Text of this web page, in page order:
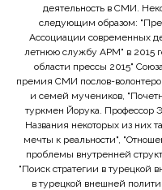
деятельность в СМИ.
следующим образом:
Ассоциации современных
летнюю службу APM" в 2015
области прессы 2015"
премия СМИ послов-
и семей мучеников,
туркмен Йорука. Профессор
Названия некоторых из них
мечты к реальности",
проблемы внутренней
"Поиск стратегии в турецкой
в турецкой внешней